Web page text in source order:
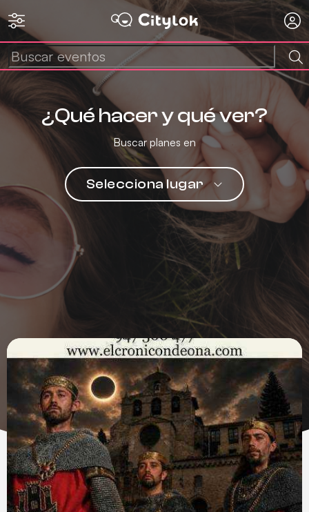
¿Qué hacer y qué ver?
Buscar planes en